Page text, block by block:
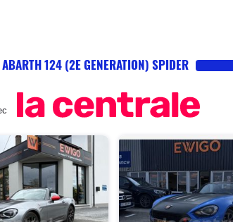
ABARTH 124 (2E GENERATION) SPIDER